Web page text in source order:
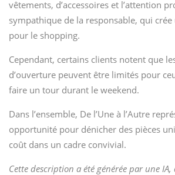
vêtements, d’accessoires et l’attention
sympathique de la responsable, qui
pour le shopping.
Cependant, certains clients notent que
d’ouverture peuvent être limités pour
faire un tour durant le weekend.
Dans l’ensemble, De l’Une à l’Autre
opportunité pour dénicher des pièces
coût dans un cadre convivial.
Cette description a été générée par une IA,